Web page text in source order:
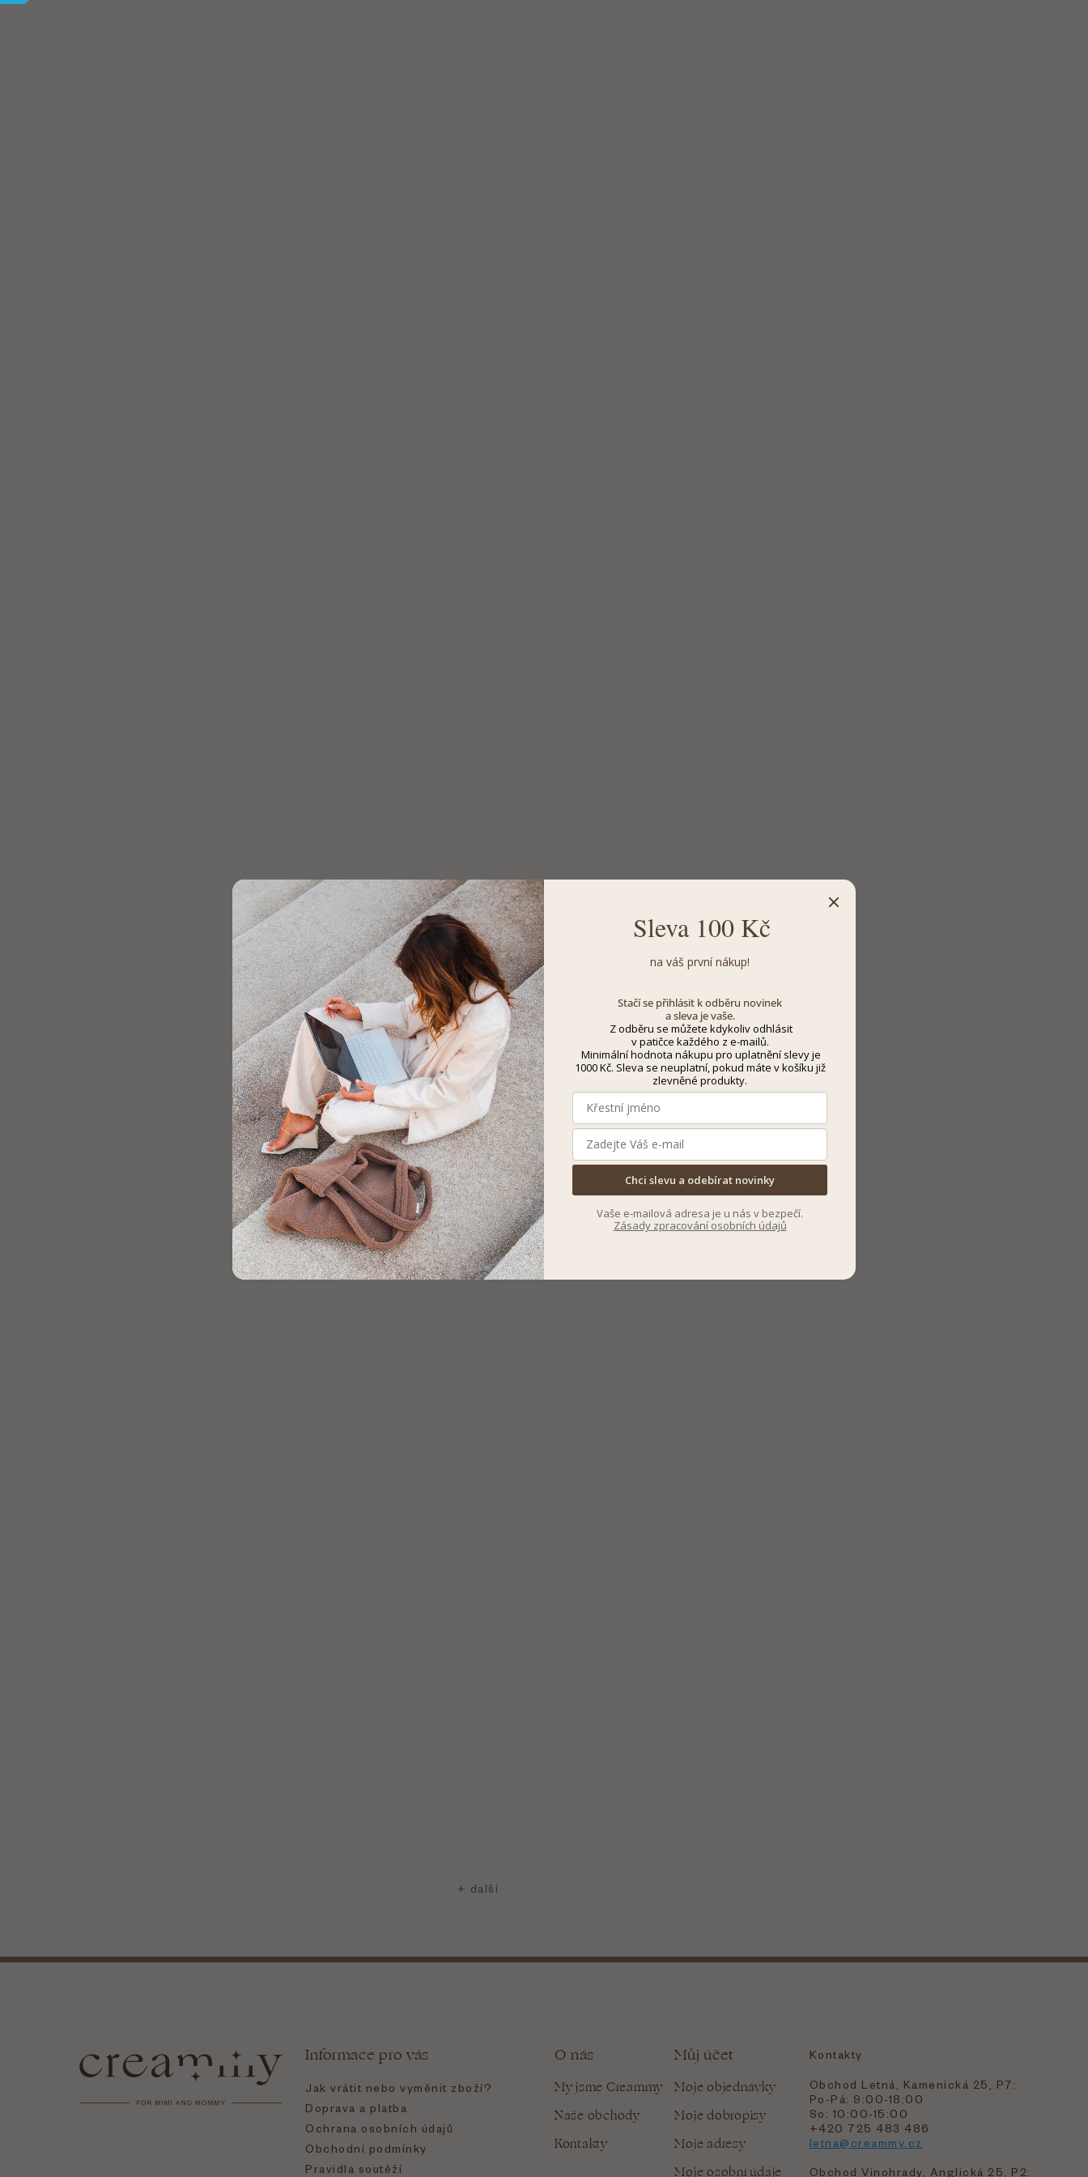
Informace pro vás
Jak vrátit nebo vyměnit zboží?
Doprava a platba
Ochrana osobních údajů
Obchodní podmínky
Pravidla soutěží
O nás
My jsme Creammy
Naše obchody
Kontakty
Můj účet
Moje objednávky
Moje dobropisy
Moje adresy
Moje osobní údaje
Kontakty
Obchod Letná, Kamenická 25, P7:
Po-Pá: 9:00-18:00
So: 10:00-15:00
+420 725 483 486
letna@creammy.cz
Obchod Vinohrady, Anglická 25, P2:
Sleva 100 Kč
na váš první nákup!
Stačí se přihlásit k odběru novinek
a sleva je vaše.
Z odběru se můžete kdykoliv odhlásit
v patičce každého z e-mailů.
Minimální hodnota nákupu pro uplatnění slevy je
1000 Kč. Sleva se neuplatní, pokud máte v košíku již
zlevněné produkty.
Chci slevu a odebírat novinky
Vaše e-mailová adresa je u nás v bezpečí.
Zásady zpracování osobních údajů